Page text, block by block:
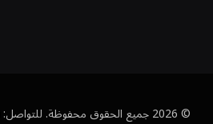
© 2026 جميع الحقوق محفوظة. للتواصل: